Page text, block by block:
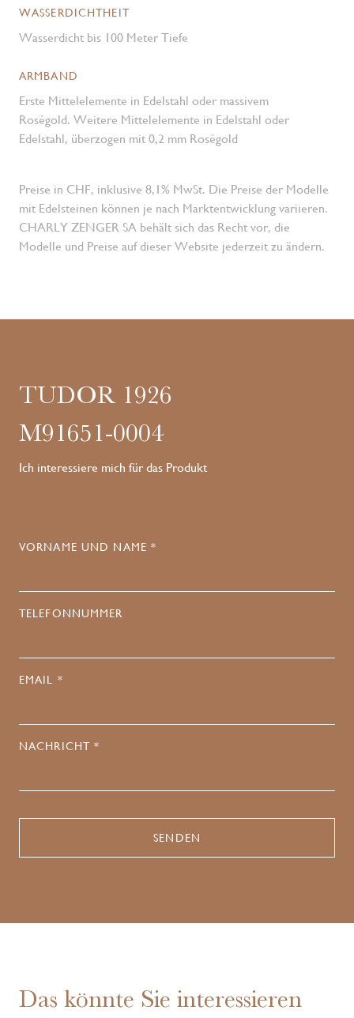
WASSERDICHTHEIT
Wasserdicht bis 100 Meter Tiefe
ARMBAND
Erste Mittelelemente in Edelstahl oder massivem
Roségold. Weitere Mittelelemente in Edelstahl oder
Edelstahl, überzogen mit 0,2 mm Roségold
Preise in CHF, inklusive 8,1% MwSt. Die Preise der Modelle
mit Edelsteinen können je nach Marktentwicklung variieren.
CHARLY ZENGER SA behält sich das Recht vor, die
Modelle und Preise auf dieser Website jederzeit zu ändern.
TUDOR 1926
M91651-0004
Ich interessiere mich für das Produkt
VORNAME UND NAME *
TELEFONNUMMER
EMAIL *
NACHRICHT *
Das könnte Sie interessieren